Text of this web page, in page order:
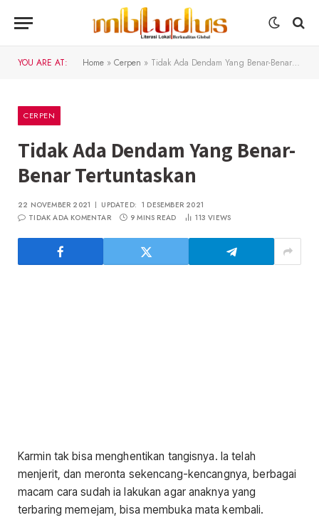
YOU ARE AT: Home » Cerpen » Tidak Ada Dendam Yang Benar-Benar Tertuntaskan
CERPEN
Tidak Ada Dendam Yang Benar-
Benar Tertuntaskan
22 NOVEMBER 2021 UPDATED: 1 DESEMBER 2021
TIDAK ADA KOMENTAR
9 MINS READ 113VIEWS
Karmin tak bisa menghentikan tangisnya. Ia telah
menjerit, dan meronta sekencang-kencangnya, berbagai
macam cara sudah ia lakukan agar anaknya yang
terbaring memejam, bisa membuka mata kembali.